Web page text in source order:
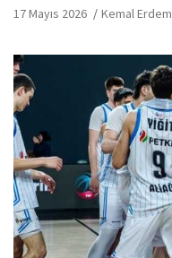
17 Mayıs 2026 Kemal Erdem